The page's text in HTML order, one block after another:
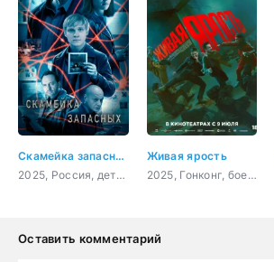
Скамейка запасных
2025, Россия, детектив
Живая ярость
2025, Гонконг, боевик, криминал
Оставить комментарий